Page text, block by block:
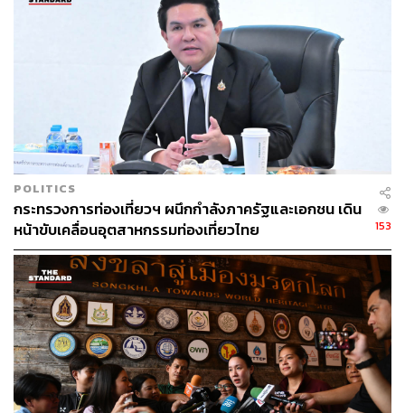
Photo:ulasandunia.com
ผู้หญิงออกไปท่องโลกคนเดียวกันมากขึ้น
ข้อมูลที่น่าสนใจอีกอย่างหนึ่งคือมีผู้หญิงออกเดินทางท่อง
เที่ยวคนเดียวเพิ่มมากขึ้นถึงร้อยละ 52 ในช่วงระหว่างปี 2016
ถึง 2017 โดยบริษัททัวร์อย่าง VBT Bicycle and Walking
POLITICS
กระทรวงการท่องเที่ยวฯ ผนึกกำลังภาครัฐและเอกชน เดิน
หน้าขับเคลื่อนอุตสาหกรรมท่องเที่ยวไทย
153